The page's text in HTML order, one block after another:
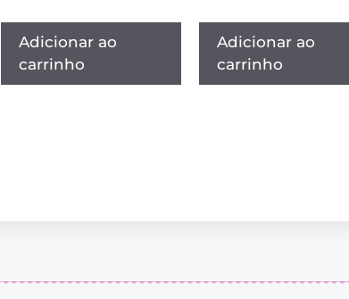
Adicionar ao
carrinho
Adicionar ao
carrinho